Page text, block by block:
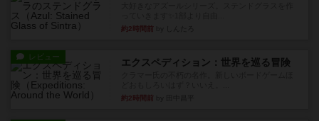
約2時間前
レビュー エクスペディション：世界を巡る冒険
約2時間前